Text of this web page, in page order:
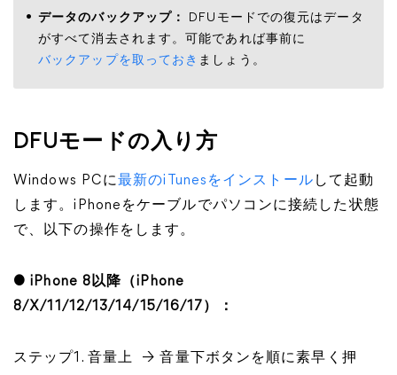
データのバックアップ：
DFUモードでの復元はデータ
がすべて消去されます。可能であれば事前に
バックアップを取っておき ましょう。
DFUモードの入り方
Windows PCに最新のiTunesをインストール して起動
します。iPhoneをケーブルでパソコンに接続した状態
で、以下の操作をします。
● iPhone 8以降（iPhone
8/X/11/12/13/14/15/16/17）：
ステップ1. 音量上 → 音量下ボタンを順に素早く押